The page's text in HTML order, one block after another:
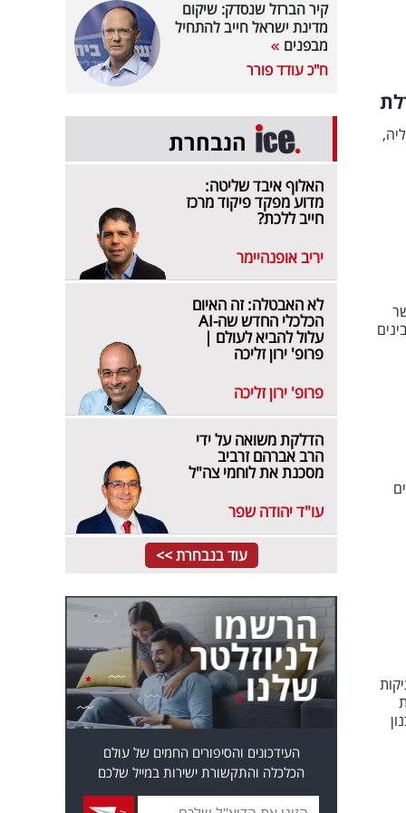
בתכנון
קיר הברזל שנסדק: שיקום
מדינת ישראל חייב להתחיל
מבפנים
ח"כ עודד פורר
הנבחרת
האלוף איבד שליטה:
מדוע מפקד פיקוד מרכז
חייב ללכת?
יריב אופנהיימר
לא האבטלה: זה האיום
הכלכלי החדש שה-AI
עלול להביא לעולם |
פרופ' ירון זליכה
פרופ' ירון זליכה
הדלקת משואה על ידי
הרב אברהם זרביב
מסכנת את לוחמי צה"ל
עו"ד יהודה שפר
עוד בנבחרת >>
העידכונים והסיפורים החמים של עולם
הכלכלה והתקשורת ישירות במייל שלכם